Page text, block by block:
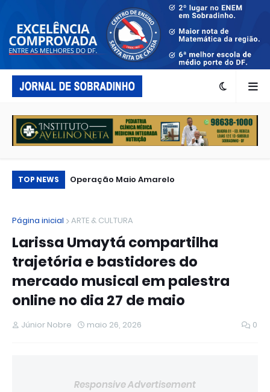
TOP NEWS Operação Maio Amarelo
Página inicial ARTE & CULTURA
Larissa Umaytá compartilha
trajetória e bastidores do
mercado musical em palestra
online no dia 27 de maio
Júnior Nobre maio 26, 2026 0
Responsive Advertisement